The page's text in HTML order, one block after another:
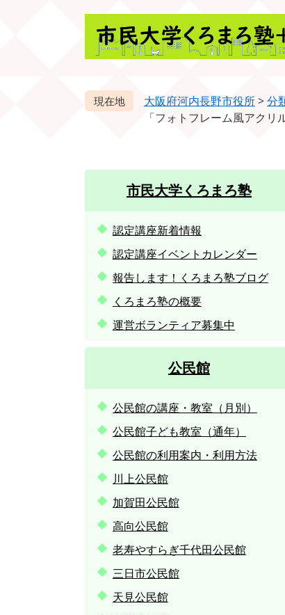
大阪府河内長野市役所>分
「フォトフレーム風アク
市民大学くろまろ塾
認定講座新着情報
認定講座イベントカレンダー
報告します！くろまろ塾ブログ
くろまろ塾の概要
運営ボランティア募集中
公民館
公民館の講座・教室（月別）
公民館子ども教室（通年）
公民館の利用案内・利用方法
川上公民館
加賀田公民館
高向公民館
老寿やすらぎ千代田公民館
三日市公民館
天見公民館